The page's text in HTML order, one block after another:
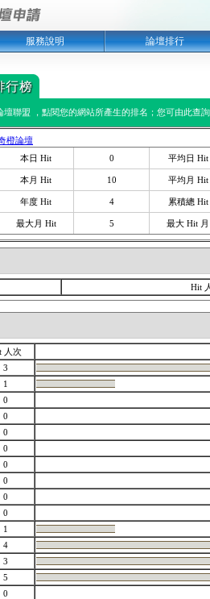
服務說明 論壇排行
壇聯盟 ，點閱您的網站所產生的排名；您可由此查
橙論壇
本日 Hit
0 平均日 Hit
本月 Hit 10 平均月 Hit
年度 Hit 4 累積總 Hit
最大月 Hit 5 最大 Hit 月
Hit
人次
3
1
0
0
0
0
0
0
0
0
1
4
3
5
0